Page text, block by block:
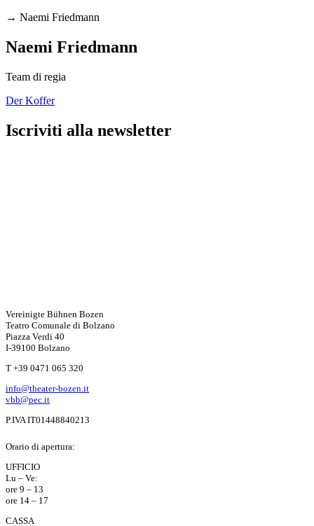
→ Naemi Friedmann
Naemi Friedmann
Team di regia
Der Koffer
Iscriviti alla newsletter
Vereinigte Bühnen Bozen
Teatro Comunale di Bolzano
Piazza Verdi 40
I-39100 Bolzano
T +39 0471 065 320
info@theater-bozen.it
vbb@pec.it
P.IVA IT01448840213
Orario di apertura:
UFFICIO
Lu – Ve:
ore 9 – 13
ore 14 – 17
CASSA